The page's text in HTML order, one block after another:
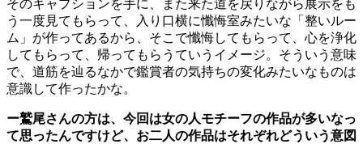
そのキャプションを手に、また来た道を戻りながら展示をも
う一度見てもらって、入り口横に懺悔室みたいな「整いルー
ム」が作ってあるから、そこで懺悔してもらって、心を浄化
してもらって、帰ってもらうていうイメージ。そういう意味
で、道筋を辿るなかで鑑賞者の気持ちの変化みたいなものは
意識して作ったかな。
ー鷲尾さんの方は、今回は女の人モチーフの作品が多いなっ
て思ったんですけど、お二人の作品はそれぞれどういう意図